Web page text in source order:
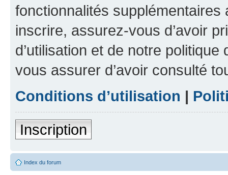
fonctionnalités
inscrire, assurez-vous d’avoir
d’utilisation et de notre
vous assurer d’avoir consulté
Conditions d’utilisation |
Inscription
Index du forum